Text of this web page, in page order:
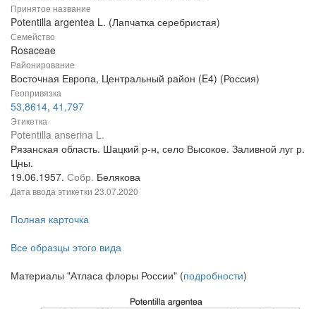
Принятое название
Potentilla argentea L. (Лапчатка серебристая)
Семейство
Rosaceae
Районирование
Восточная Европа, Центральный район (E4) (Россия)
Геопривязка
53,8614, 41,797
Этикетка
Potentilla anserina L.
Рязанская область. Шацкий р-н, село Высокое. Заливной луг р.
Цны.
19.06.1957. Собр. Белякова
Дата ввода этикетки 23.07.2020
Полная карточка
Все образцы этого вида
Материалы "Атласа флоры России" (подробности)